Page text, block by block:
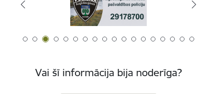
Vai šī informācija bija noderīga?